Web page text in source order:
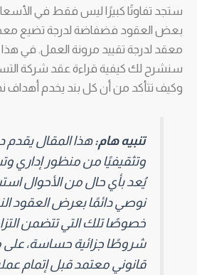
ستجد تفاوتًا كبيرًا ليس فقط في
بعض العقود فضفاضة لدرجة تضيع
معقد لدرجة تقييد مرونة العمل. في هذا
سنشرح لك كيفية قراءة عقد شركة
وكيف تتأكد من أن كل بند يخدم
تنبيه هام: هذا المقال يقدم
وتثقيفيًا من منظور إداري
يُعد بأي حال من الأحوال
نوصي دائمًا بعرض العقود
خصوصًا تلك التي تتضمن
شروطًا جزائية حساسة،
قانوني معتمد قبل إتمام